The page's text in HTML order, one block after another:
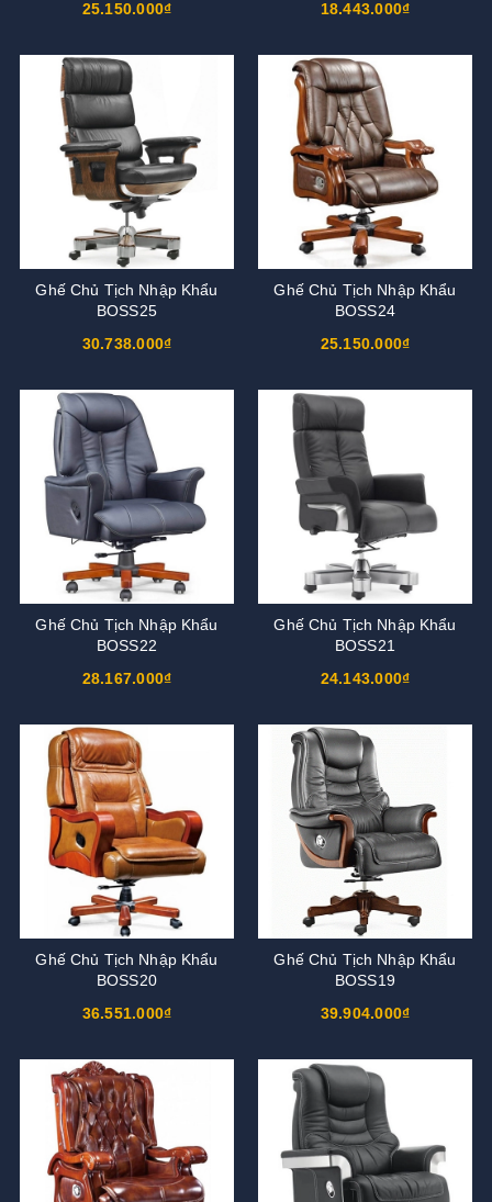
25.150.000₫ 18.443.000₫
Ghế Chủ Tịch Nhập Khẩu
BOSS25
30.738.000₫
Ghế Chủ Tịch Nhập Khẩu
BOSS24
25.150.000₫
Ghế Chủ Tịch Nhập Khẩu
BOSS22
28.167.000₫
Ghế Chủ Tịch Nhập Khẩu
BOSS21
24.143.000₫
Ghế Chủ Tịch Nhập Khẩu
BOSS20
36.551.000₫
Ghế Chủ Tịch Nhập Khẩu
BOSS19
39.904.000₫